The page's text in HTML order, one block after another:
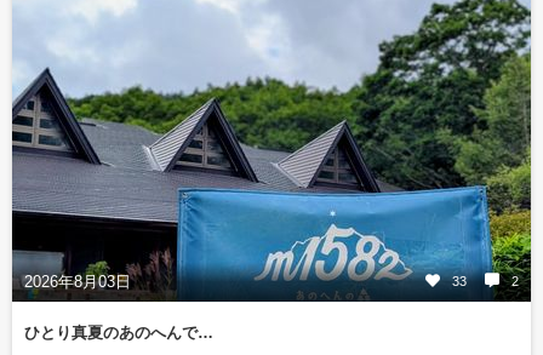
2026年8月03日 33 2
ひとり真夏のあのへんで…